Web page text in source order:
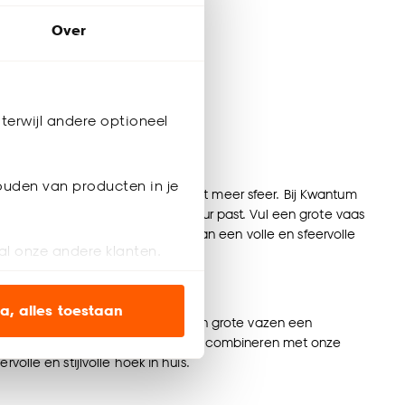
Over
andere optioneel
van producten in je
onze andere klanten.
om alleen de
alles toestaan
hoek, tafel of dressoir direct meer sfeer. Bij Kwantum
een vaas is die bij jouw interieur past. Vul een grote vaas
. Zo geniet je het hele jaar door van een volle en sfeervolle
dan ook onzegrote vazen XXL
eettafel
. Ook zonder bloemen zijn grote vazen een
kun je grote vazen goed combineren met onze
en stijlvolle hoek in huis.